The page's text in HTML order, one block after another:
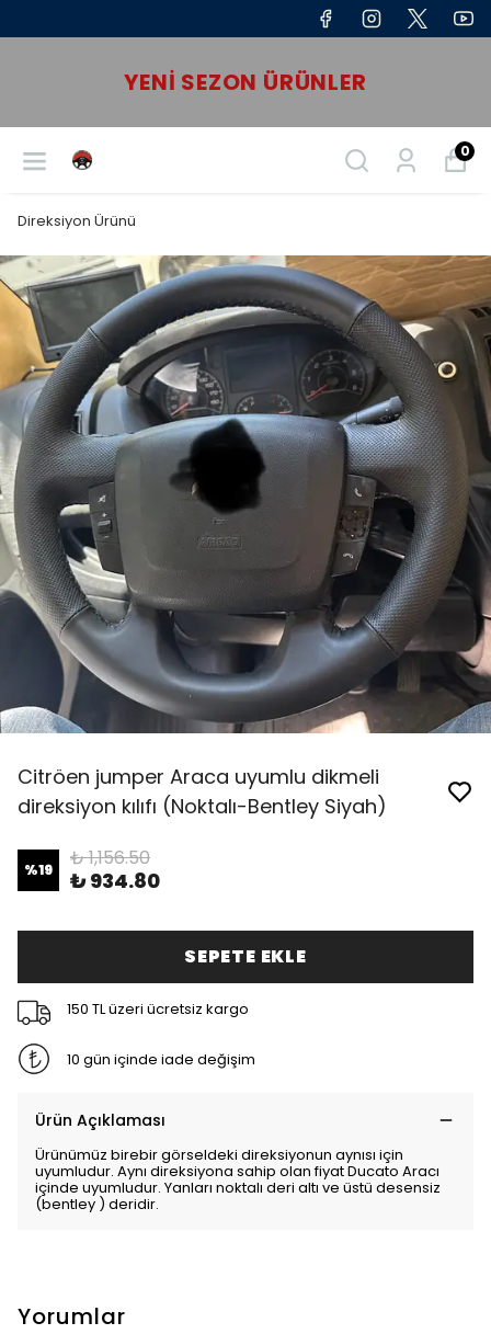
YENI SEZON ÜRÜNLER
0
Direksiyon Ürünü
Citröen jumper Araca uyumlu dikmeli
direksiyon kılıfı (Noktalı-Bentley Siyah)
%19 ₺ 1,156.50
₺ 934.80
SEPETE EKLE
150 TL üzeri ücretsiz kargo
10 gün içinde iade değişim
Ürün Açıklaması
Ürünümüz birebir görseldeki direksiyonun aynısı için
uyumludur. Aynı direksiyona sahip olan fiyat Ducato Aracı
içinde uyumludur. Yanları noktalı deri altı ve üstü desensiz
(bentley ) deridir.
Yorumlar